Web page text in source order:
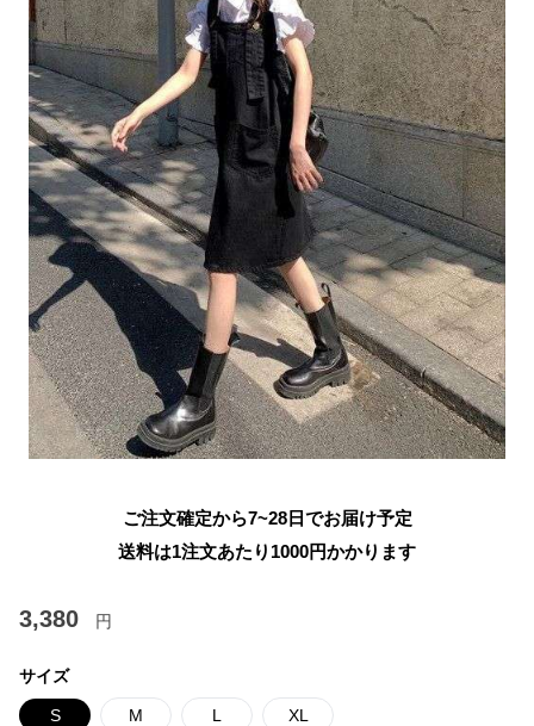
ご注文確定から7~28日でお届け予定
送料は1注文あたり 1000円かかります
3,380 円
サイズ
S M L XL